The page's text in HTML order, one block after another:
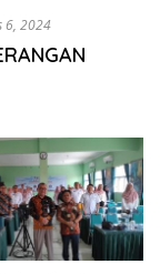
6, 2024